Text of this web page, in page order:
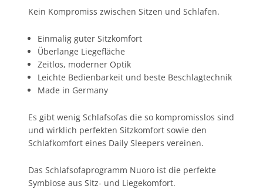
Kein Kompromiss zwischen Sitzen und Schlafen.
Einmalig guter Sitzkomfort
Überlange Liegefläche
Zeitlos, moderner Optik
Leichte Bedienbarkeit und beste Beschlagtechnik
Made in Germany
Es gibt wenig Schlafsofas die so kompromisslos sind
und wirklich perfekten Sitzkomfort sowie den
Schlafkomfort eines Daily Sleepers vereinen.
Das Schlafsofaprogramm Nuoro ist die perfekte
Symbiose aus Sitz- und Liegekomfort.